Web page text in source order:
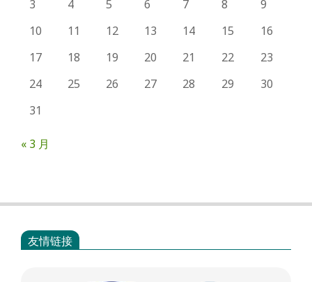
3 4 5 6 7 8
9
10
11 12 13 14 15
16
17
18 19 20 21 22
23
24
25 26 27 28 29
30
31
« 3 月
友情链接